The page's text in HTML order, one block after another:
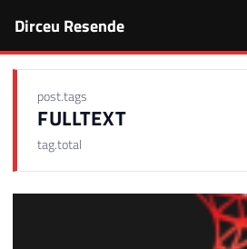
Dirceu Resende
post.tags
FULLTEXT
tag.total